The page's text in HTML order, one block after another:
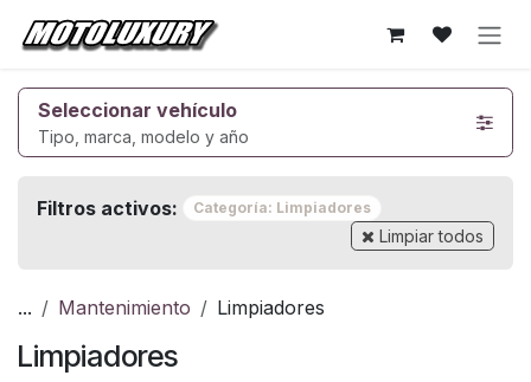
Ir al contenido
Seleccionar vehículo
Tipo, marca, modelo y año
Filtros activos: Categoría: Limpiadores
Limpiar todos
... Mantenimiento Limpiadores
Limpiadores